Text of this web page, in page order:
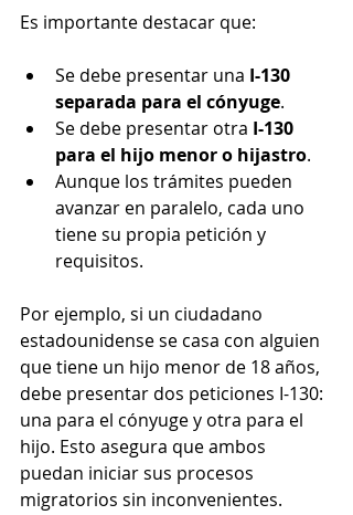
Es importante destacar que:
Se debe presentar una I-130
separada para el cónyuge.
Se debe presentar otra I-130
para el hijo menor o hijastro.
Aunque los trámites pueden
avanzar en paralelo, cada uno
tiene su propia petición y
requisitos.
Por ejemplo, si un ciudadano
estadounidense se casa con alguien
que tiene un hijo menor de 18 años,
debe presentar dos peticiones I-130:
una para el cónyuge y otra para el
hijo. Esto asegura que ambos
puedan iniciar sus procesos
migratorios sin inconvenientes.